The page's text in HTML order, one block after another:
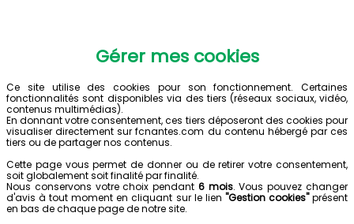
Gérer mes cookies
Ce site utilise des cookies pour son fonctionnement. Certaines
fonctionnalités sont disponibles via des tiers (réseaux sociaux, vidéo,
contenus multimédias).
En donnant votre consentement, ces tiers déposeront des cookies pour
visualiser directement sur fcnantes.com du contenu hébergé par ces
tiers ou de partager nos contenus.
Cette page vous permet de donner ou de retirer votre consentement,
soit globalement soit finalité par finalité.
Nous conservons votre choix pendant 6 mois. Vous pouvez changer
d'avis à tout moment en cliquant sur le lien "Gestion cookies"présent
en bas de chaque page de notre site.